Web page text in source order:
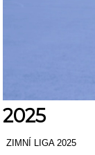
2025
ZIMNÍ LIGA 2025